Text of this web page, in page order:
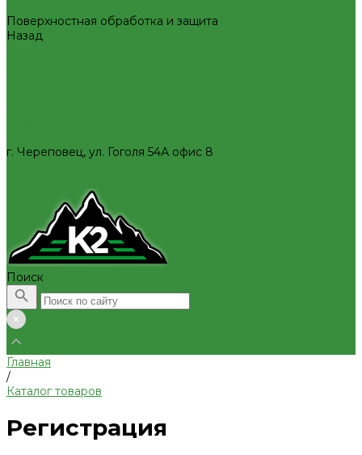
Поверхностная обработка и защита
Назад
г. Череповец, ул. Гоголя 54А офис 8
Поиск
Главная
/
Каталог товаров
Регистрация